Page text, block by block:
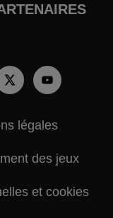
légales
des jeux
et cookies